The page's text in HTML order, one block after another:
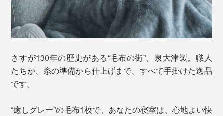
さすが130年の歴史がある“毛布の街”、泉大津製。職人
たちが、糸の準備から仕上げまで、すべて手掛けた逸品
です。
“癒しグレー”の毛布1枚で、あなたの寝室は、心地よい快